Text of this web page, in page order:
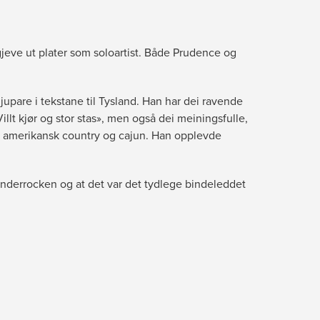
ut plater som soloartist. Både Prudence og
i tekstane til Tysland. Han har dei ravende
kjør og stor stas», men også dei meiningsfulle,
country og cajun. Han opplevde
og at det var det tydlege bindeleddet